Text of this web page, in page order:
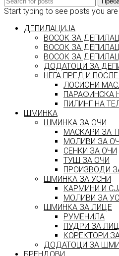
Start typing to see posts you
ДЕПИЛАЦИЈА
ВОСОК ЗА
ВОСОК ЗА
ВОСОК ЗА
ДОДАТОЦИ ЗА
НЕГА ПРЕД И
ЛОСИОНИ
ПАРАФИНСКА
ПИЛИНГ НА
ШМИНКА
ШМИНКА ЗА ОЧИ
МАСКАРИ ЗА
МОЛИВИ ЗА
СЕНКИ ЗА ОЧИ
ТУШ ЗА ОЧИ
ПРОИЗВОДИ
ШМИНКА ЗА УСНИ
КАРМИНИ И
МОЛИВИ ЗА
ШМИНКА ЗА ЛИЦЕ
РУМЕНИЛА
ПУДРИ ЗА
КОРЕКТОРИ
ДОДАТОЦИ ЗА